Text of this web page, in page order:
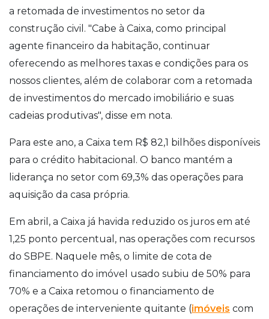
a retomada de investimentos no setor da
construção civil. "Cabe à Caixa, como principal
agente financeiro da habitação, continuar
oferecendo as melhores taxas e condições para os
nossos clientes, além de colaborar com a retomada
de investimentos do mercado imobiliário e suas
cadeias produtivas", disse em nota.
Para este ano, a Caixa tem R$ 82,1 bilhões disponíveis
para o crédito habitacional. O banco mantém a
liderança no setor com 69,3% das operações para
aquisição da casa própria.
Em abril, a Caixa já havida reduzido os juros em até
1,25 ponto percentual, nas operações com recursos
do SBPE. Naquele mês, o limite de cota de
financiamento do imóvel usado subiu de 50% para
70% e a Caixa retomou o financiamento de
operações de interveniente quitante (imóveis com